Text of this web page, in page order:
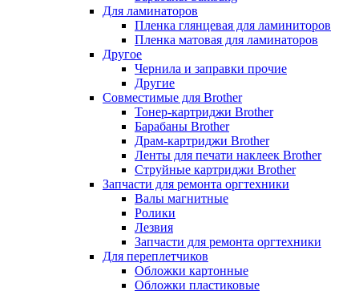
Для ламинаторов
Пленка глянцевая для ламиниторов
Пленка матовая для ламинаторов
Другое
Чернила и заправки прочие
Другие
Совместимые для Brother
Тонер-картриджи Brother
Барабаны Brother
Драм-картриджи Brother
Ленты для печати наклеек Brother
Струйные картриджи Brother
Запчасти для ремонта оргтехники
Валы магнитные
Ролики
Лезвия
Запчасти для ремонта оргтехники
Для переплетчиков
Обложки картонные
Обложки пластиковые